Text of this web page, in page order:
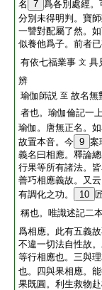
名
7 爲各別處經。
分別未得明判。寶
一讐對配屬了然。
似養他爲子。前者
有依七福業事 文 具
辨
瑜伽師説 至 故名無
者也。瑜伽倫記一
瑜伽。唐無正名。
故置本音。今 9 案
義名曰相應。釋論
行果等所有諸法。
善巧相應義故。又
有調化之功。
10
稱也。唯識述記二
爲相應。此有五義
不違一切法自性故
等行相應也。三與
也。四與果相應。
果既圓。利生救物